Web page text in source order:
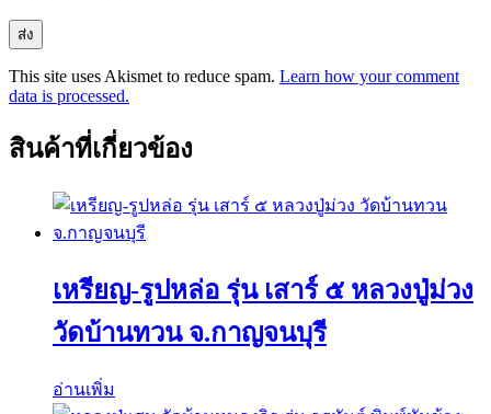
This site uses Akismet to reduce spam. Learn how your comment
data is processed.
สินค้าที่เกี่ยวข้อง
เหรียญ-รูปหล่อ รุ่น เสาร์ ๕ หลวงปู่ม่วง
วัดบ้านทวน จ.กาญจนบุรี
อ่านเพิ่ม